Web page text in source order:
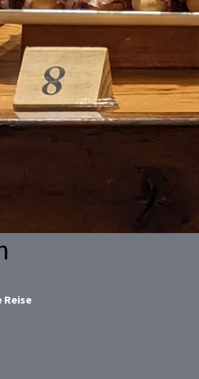
Reise